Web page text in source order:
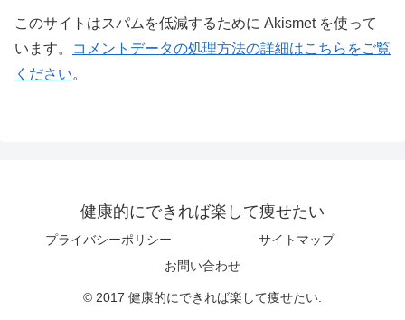
このサイトはスパムを低減するために Akismet を使って
います。
コメントデータの処理方法の詳細はこちらをご覧
ください。
健康的にできれば楽して痩せたい
プライバシーポリシー
サイトマップ
お問い合わせ
© 2017 健康的にできれば楽して痩せたい.